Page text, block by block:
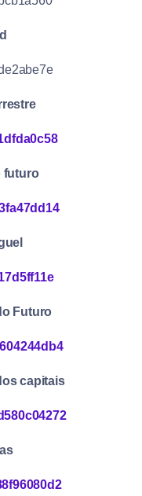
futuro
Futuro
capitais